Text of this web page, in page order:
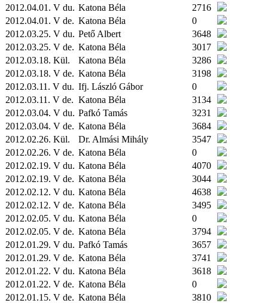
2012.04.01. V du. Katona Béla
2716
2012.04.01. V de. Katona Béla
0
2012.03.25. V du. Pető Albert
3648
2012.03.25. V de. Katona Béla
3017
2012.03.18. Kül. Katona Béla
3286
2012.03.18. V de. Katona Béla
3198
2012.03.11. V du. Ifj. László Gábor
0
2012.03.11. V de. Katona Béla
3134
2012.03.04. V du. Pafkó Tamás
3231
2012.03.04. V de. Katona Béla
3684
2012.02.26. Kül. Dr. Almási Mihály
3547
2012.02.26. V de. Katona Béla
0
2012.02.19. V du. Katona Béla
4070
2012.02.19. V de. Katona Béla
3044
2012.02.12. V du. Katona Béla
4638
2012.02.12. V de. Katona Béla
3495
2012.02.05. V du. Katona Béla
0
2012.02.05. V de. Katona Béla
3794
2012.01.29. V du. Pafkó Tamás
3657
2012.01.29. V de. Katona Béla
3741
2012.01.22. V du. Katona Béla
3618
2012.01.22. V de. Katona Béla
0
2012.01.15. V de. Katona Béla 3810